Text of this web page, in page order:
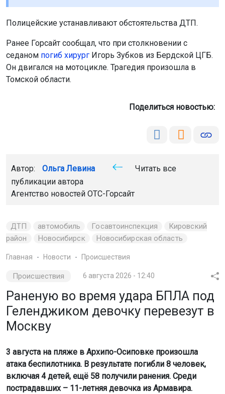
Полицейские устанавливают обстоятельства ДТП.
Ранее Горсайт сообщал, что при столкновении с
седаном погиб хирург Игорь Зубков из Бердской ЦГБ.
Он двигался на мотоцикле. Трагедия произошла в
Томской области.
Поделиться новостью:
Автор: Ольга Левина
Читать все
публикации автора
Агентство новостей ОТС-Горсайт
ДТП автомобиль Госавтоинспекция
Кировский
район
Новосибирск Новосибирская область
Главная Новости Происшествия
Происшествия 6 августа 2026 - 12:40
Раненую во время удара БПЛА под
Геленджиком девочку перевезут в
Москву
3 августа на пляже в Архипо-Осиповке произошла
атака беспилотника. В результате погибли 8 человек,
включая 4 детей, ещё 58 получили ранения. Среди
пострадавших – 11-летняя девочка из Армавира.